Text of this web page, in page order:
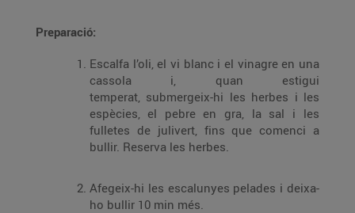
Preparació:
Escalfa l’oli, el vi blanc i el vinagre en una
cassola i, quan estigui
temperat, submergeix-hi les herbes i les
espècies, el pebre en gra, la sal i les
fulletes de julivert, fins que comenci a
bullir. Reserva les herbes.
Afegeix-hi les escalunyes pelades i deixa-
ho bullir 10 min més.